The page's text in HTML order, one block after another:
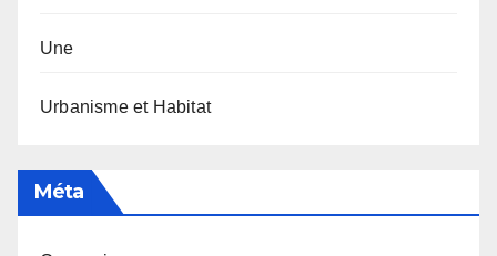
Une
Urbanisme et Habitat
Méta